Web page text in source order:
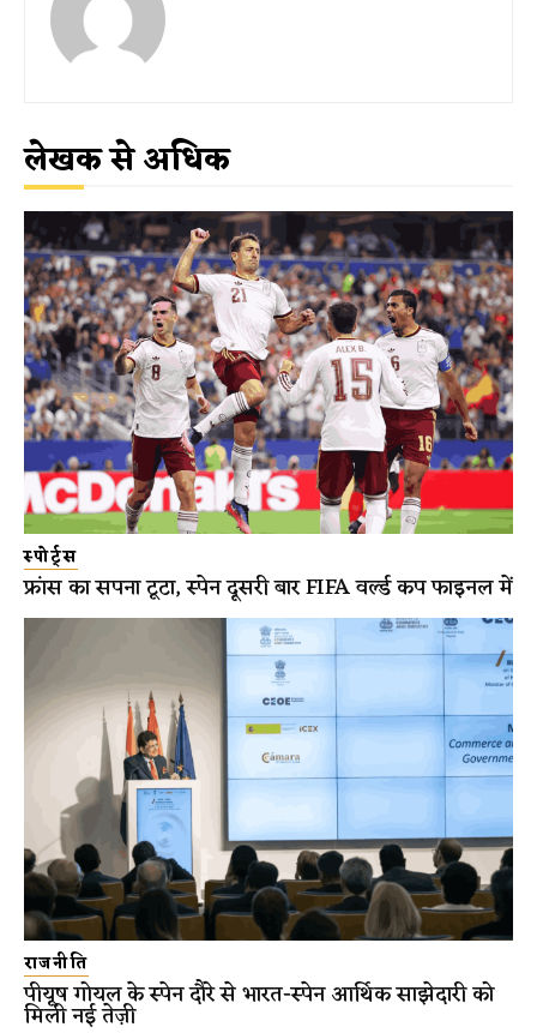
लेखक से अधिक
स्पोर्ट्स
फ्रांस का सपना टूटा, स्पेन दूसरी बार FIFA वर्ल्ड कप फाइनल में
राजनीति
पीयूष गोयल के स्पेन दौरे से भारत-स्पेन आर्थिक साझेदारी को
मिली नई तेज़ी